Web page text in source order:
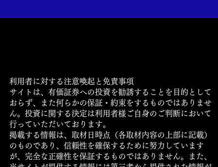
利用者に対する注意喚起と免責事項
サイトは、有価証券への投資を勧誘することを目的として
おらず、また何らかの保証・約束をするものではありませ
ん。投資に関する決定は利用者様ご自身のご判断において
行っていただいております。
掲載する情報は、取材日時点（各取材内容の上部に記載）
のものであり、信頼性を確保するために努力しています
が、完全な正確性を保証するものではありません。また、